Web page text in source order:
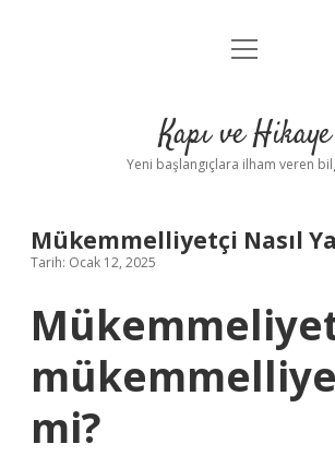
Anasayfa
Yasal Uyarı
menüyü
Kapı ve Hikaye
Yeni başlangıçlara ilham veren
Mükemmelliyetçi Nasıl
Tarih: Ocak 12, 2025
mi?